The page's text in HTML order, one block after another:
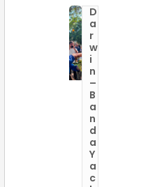
D
a
r
w
i
n
–
B
a
n
d
a
Y
a
c